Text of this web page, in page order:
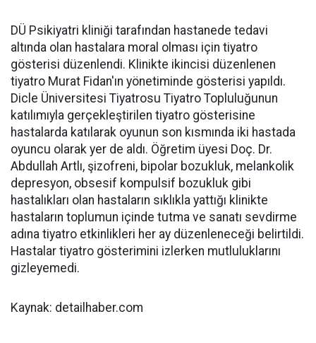
DÜ Psikiyatri kliniği tarafından hastanede tedavi
altında olan hastalara moral olması için tiyatro
gösterisi düzenlendi. Klinikte ikincisi düzenlenen
tiyatro Murat Fidan'ın yönetiminde gösterisi yapıldı.
Dicle Üniversitesi Tiyatrosu Tiyatro Topluluğunun
katılımıyla gerçekleştirilen tiyatro gösterisine
hastalarda katılarak oyunun son kısmında iki hastada
oyuncu olarak yer de aldı. Öğretim üyesi Doç. Dr.
Abdullah Artlı, şizofreni, bipolar bozukluk, melankolik
depresyon, obsesif kompulsif bozukluk gibi
hastalıkları olan hastaların sıklıkla yattığı klinikte
hastaların toplumun içinde tutma ve sanatı sevdirme
adına tiyatro etkinlikleri her ay düzenleneceği belirtildi.
Hastalar tiyatro gösterimini izlerken mutluluklarını
gizleyemedi.
Kaynak: detailhaber.com